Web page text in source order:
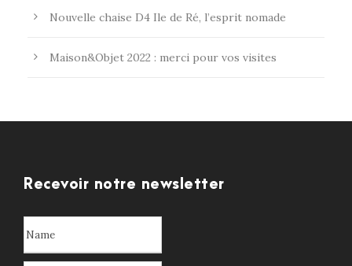
Nouvelle chaise D4 Ile de Ré, l’esprit nomade
Maison&Objet 2022 : merci pour vos visites
Recevoir notre newsletter